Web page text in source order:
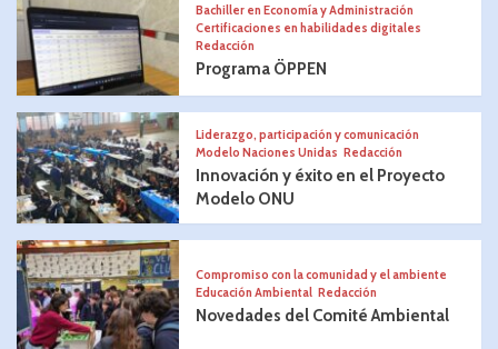
Bachiller en Economía y Administración
Certificaciones en habilidades digitales
Redacción
Programa ÖPPEN
Liderazgo, participación y comunicación
Modelo Naciones Unidas Redacción
Innovación y éxito en el Proyecto
Modelo ONU
Compromiso con la comunidad y el ambiente
Educación Ambiental Redacción
Novedades del Comité Ambiental